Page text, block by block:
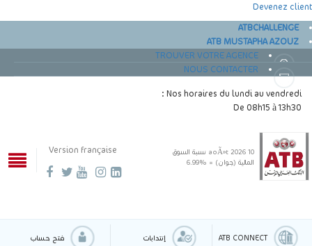
Devenez client
ATBCHALLENGE
ATB MUSTAPHA AZOUZ
TROUVER VOTRE AGENCE
NOUS CONTACTER
Nos horaires du lundi au vendredi :
De 08h15 à 13h30
Version française 10 aoÃ»t 2026
نسبة السوق
المالية (جوان) = %6.99
ATB CONNECT إنتدابات فتح حساب